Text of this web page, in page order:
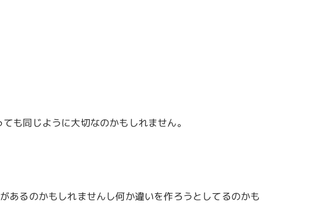
も同じように大切なのかもしれません。
あるのかもしれませんし何か違いを作ろうとしてるのかも